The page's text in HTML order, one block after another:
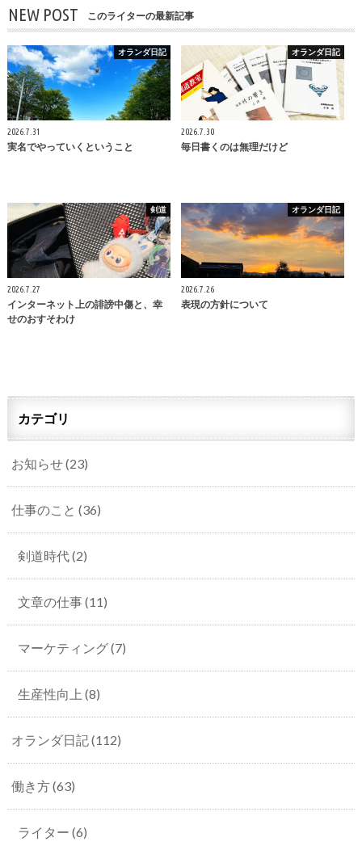
NEW POST このライターの最新記事
オランダ日記
2026.7.31
実名でやっていくということ
オランダ日記
2026.7.30
毎日書くのは無理だけど
剣道
2026.7.27
インターネット上の誹謗中傷と、幸
せのおすそわけ
オランダ日記
2026.7.26
表現の方針について
カテゴリ
お知らせ(23)
仕事のこと (36)
剣道時代(2)
文章の仕事(11)
マーケティング(7)
生産性向上 (8)
オランダ日記(112)
働き方(63)
ライター (6)